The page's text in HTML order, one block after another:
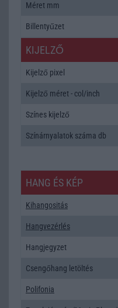
Méret mm
Billentyűzet
KIJELZŐ
Kijelző pixel
Kijelző méret - col/inch
Színes kijelző
Színárnyalatok száma db
HANG ÉS KÉP
Kihangositás
Hangvezérlés
Hangjegyzet
Csengőhang letöltés
Polifonia